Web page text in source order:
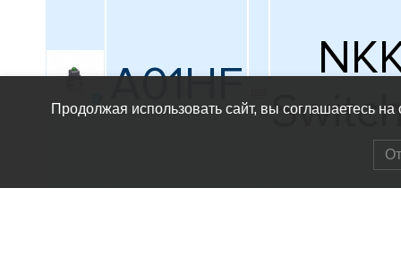
A01HF
Продолжая использовать сайт, вы соглашаетесь